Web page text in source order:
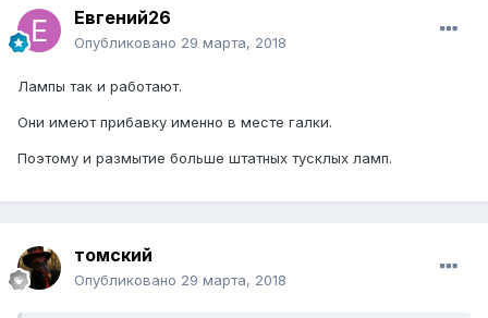
Евгений26
Опубликовано 29 марта, 2018
Лампы так и работают.
Они имеют прибавку именно в месте галки.
Поэтому и размытие больше штатных тусклых ламп.
томский
Опубликовано 29 марта, 2018